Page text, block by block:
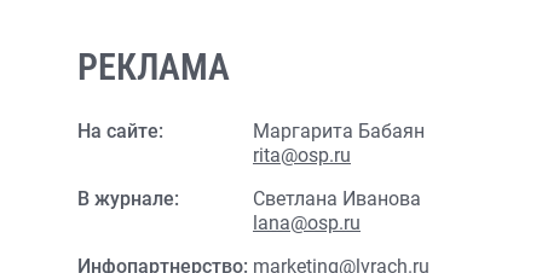
РЕКЛАМА
На сайте:
Маргарита Бабаян
rita@osp.ru
В журнале:
Светлана Иванова
lana@osp.ru
Инфопартнерство: marketing@lvrach.ru